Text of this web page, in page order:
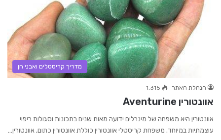
מדריך קריסטלים ואבני חן
הנהלת האתר 1,315
אוונטורין Aventurine
אוונטורין היא משפחה של מינרלים ידועה מאות שנים בתכונות וסגולות ריפוי
עוצמתיות במיוחד. משפחת קריסטלי אוונטורין כוללת אוונטורין כתום, אוונטורין…